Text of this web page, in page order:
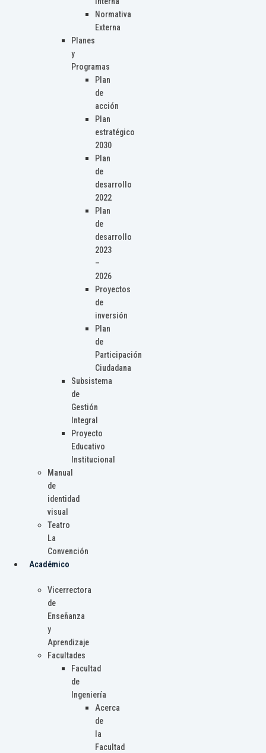
Normativa
Externa
Planes
y
Programas
Plan
de
acción
Plan
estratégico
2030
Plan
de
desarrollo
2022
Plan
de
desarrollo
2023
–
2026
Proyectos
de
inversión
Plan
de
Participación
Ciudadana
Subsistema
de
Gestión
Integral
Proyecto
Educativo
Institucional
Manual
de
identidad
visual
Teatro
La
Convención
Académico
Vicerrectora
de
Enseñanza
y
Aprendizaje
Facultades
Facultad
de
Ingeniería
Acerca
de
la
Facultad